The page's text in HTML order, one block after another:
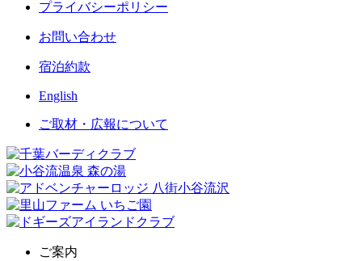
プライバシーポリシー
お問い合わせ
宿泊約款
English
ご取材・広報について
ご案内